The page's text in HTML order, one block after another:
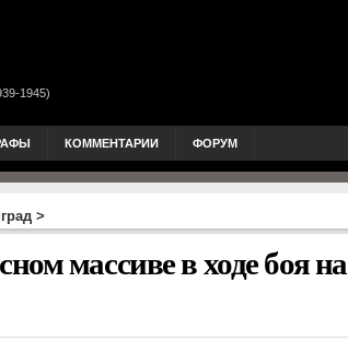
1945)
КОММЕНТАРИИ ФОРУМ
>
массиве в ходе боя на